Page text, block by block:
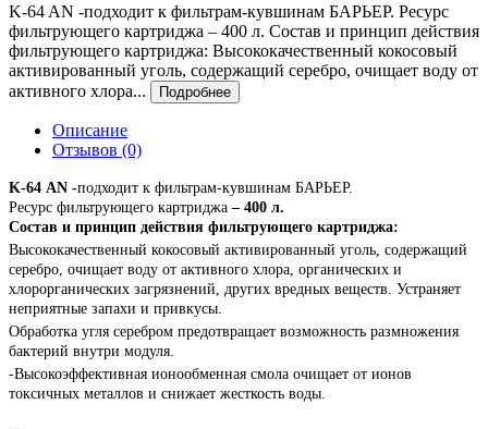
K-64 AN -подходит к фильтрам-кувшинам БАРЬЕР. Ресурс
фильтрующего картриджа – 400 л. Состав и принцип действия
фильтрующего картриджа: Высококачественный кокосовый
активированный уголь, содержащий серебро, очищает воду от
активного хлора...
Подробнее
Описание
Отзывов (0)
K-64 AN -подходит к фильтрам-кувшинам БАРЬЕР.
Ресурс фильтрующего картриджа – 400 л.
Состав и принцип действия фильтрующего картриджа:
Высококачественный кокосовый активированный уголь, содержащий
серебро, очищает воду от активного хлора, органических и
хлорорганических загрязнений, других вредных веществ. Устраняет
неприятные запахи и привкусы.
Обработка угля серебром предотвращает возможность размножения
бактерий внутри модуля.
-Высокоэффективная ионообменная смола очищает от ионов
токсичных металлов и снижает жесткость воды.